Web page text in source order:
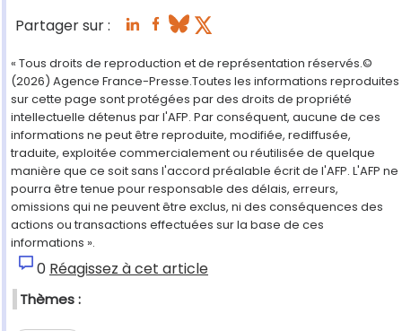
Partager sur :
« Tous droits de reproduction et de représentation réservés.©
(2026) Agence France-Presse.Toutes les informations reproduites
sur cette page sont protégées par des droits de propriété
intellectuelle détenus par l'AFP. Par conséquent, aucune de ces
informations ne peut être reproduite, modifiée, rediffusée,
traduite, exploitée commercialement ou réutilisée de quelque
manière que ce soit sans l'accord préalable écrit de l'AFP. L'AFP ne
pourra être tenue pour responsable des délais, erreurs,
omissions qui ne peuvent être exclus, ni des conséquences des
actions ou transactions effectuées sur la base de ces
informations ».
0 Réagissez à cet article
Thèmes :